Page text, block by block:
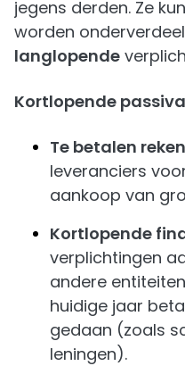
jegens derden. Ze
worden
langlopende
Kortlopende passiva
Te betalen
leveranciers
aankoop van
Kortlopende
verplichtingen
andere
huidige jaar
gedaan (zoals
leningen).